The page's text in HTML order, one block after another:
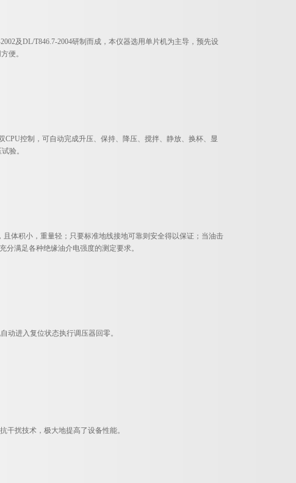
及DL/T846.7-2004研制而成，本仪器选用单片机为主导，预先设
便。
控制，可自动完成升压、保持、降压、搅拌、静放、换杯、显
验。
体积小，重量轻；只要标准地线接地可靠则安全得以保证；当油击
分满足各种绝缘油介电强度的测定要求。
动进入复位状态执行调压器回零。
干扰技术，极大地提高了设备性能。